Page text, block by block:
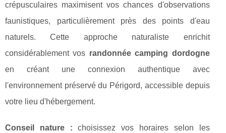
crépusculaires maximisent vos chances d'observations
faunistiques, particulièrement près des points d'eau
naturels. Cette approche naturaliste enrichit
considérablement vos randonnée camping dordogne
en créant une connexion authentique avec
l'environnement préservé du Périgord, accessible depuis
votre lieu d'hébergement.
Conseil nature : choisissez vos horaires selon les